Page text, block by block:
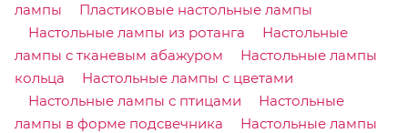
лампы
Пластиковые настольные лампы
Настольные лампы из ротанга
Настольные
лампы с тканевым абажуром
Настольные лампы
кольца
Настольные лампы с цветами
Настольные лампы с птицами
Настольные
лампы в форме подсвечника
Настольные лампы